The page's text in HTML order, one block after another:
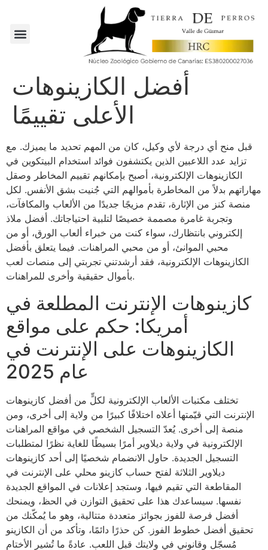
أفضل الكازينوهات
الأعلى تقييمًا
قبل منح أي درجة لأي وكيل، كان من المهم تحديد ما يميزك. مع
تزايد عدد اللاعبين الذين يكتشفون فوائد استخدام البيتكوين في
الكازينوهات الإلكترونية، أصبح بإمكانهم تقييم المخاطر وصقل
مهاراتهم بدلاً من المخاطرة بأموالهم التي جُنيت بشق الأنفس. لكل
منصة كنز من الإثارة، تقدم مزيجًا جديدًا من الألعاب والمكافآت،
وتجربة غامرة مصممة خصيصًا لتلبية احتياجاتك. أفضل ملاذ
إلكتروني بانتظارك، سواء كنت من خبراء ألعاب الورق، أو من
محبي الموانئ، أو من محبي المراهنات. فيما يتعلق بأفضل
الكازينوهات الإلكترونية، فقد أرشدتني تجربتي إلى منصات لعب
بأموال حقيقية وأخرى للمراهنات.
كازينوهات الإنترنت المطلعة في
أمريكا: حكم على مواقع
الكازينوهات على الإنترنت في
عام 2025
تختلف مكتبات الألعاب الإلكترونية لكلٍّ من أفضل كازينوهات
الإنترنت التي قيّمتها أعلاه اختلافًا كبيرًا من ولاية إلى أخرى، ومن
منصة إلى أخرى. يُعدّ التسجيل الشخصي في مواقع المراهنات
الإلكترونية في ولاية ديلاوير أمرًا بسيطًا للغاية نظرًا لمتطلبات
التسجيل الجديدة. حاول الانضمام شخصيًا إلى أحد كازينوهات
ديلاوير الثلاثة لفتح حساب كازينو محلي على الإنترنت في
المقاطعة التي تقيم فيها، وستجد إعلانات في المواقع الجديدة
نفسها. سيساعدك هذا على تحقيق التوازن في الحظ، ويمنحك
أفضل فرصة للفوز بجوائز متعددة متتالية، وهو ما يُمكّنك من
تحقيق أفضل خطوط الفوز. كن حذرًا دائمًا، وتأكد من أن الكازينو
مُسجّل وقانوني في ولايتك قبل اللعب. عادةً ما تُشير الأختام